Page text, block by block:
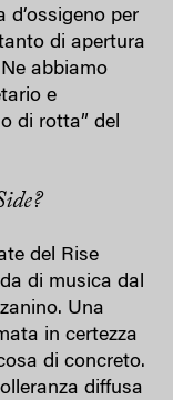
per
di apertura
abbiamo
e
di rotta” del
del Rise
di musica dal
Una
in certezza
di concreto.
diffusa